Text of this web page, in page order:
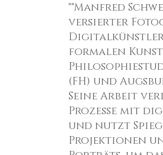
""Manfred
versierter
formalen
(FH) und
Seine Arbeit
Prozesse mit
und nutzt
Projektionen